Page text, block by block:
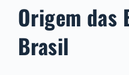
Origem das
Brasil